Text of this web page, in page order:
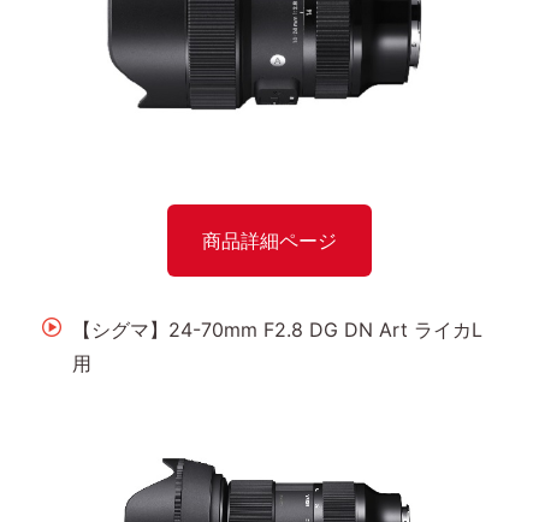
商品詳細ページ
【シグマ】24-70mm F2.8 DG DN Art ライカL
用